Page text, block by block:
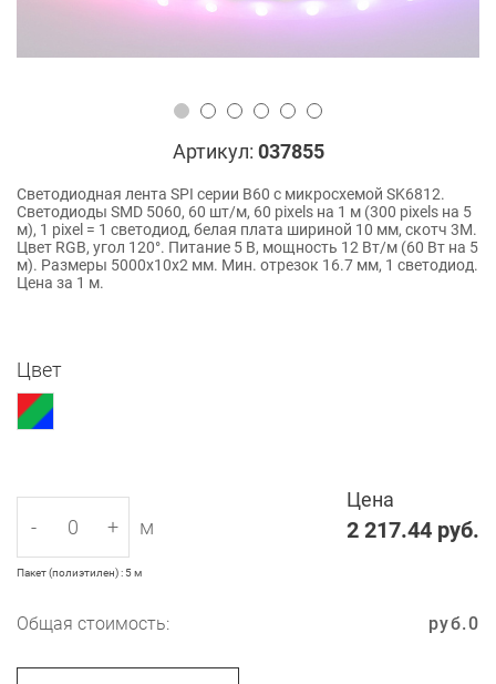
Артикул: 037855
Светодиодная лента SPI серии B60 с микросхемой SK6812.
Светодиоды SMD 5060, 60 шт/м, 60 pixels на 1 м (300 pixels на 5
м), 1 pixel = 1 светодиод, белая плата шириной 10 мм, скотч 3М.
Цвет RGB, угол 120°. Питание 5 В, мощность 12 Вт/м (60 Вт на 5
м). Размеры 5000x10x2 мм. Мин. отрезок 16.7 мм, 1 светодиод.
Цена за 1 м.
Цвет
Цена
2 217.44 руб.
- + м
Пакет (полиэтилен) : 5 м
Общая стоимость: 0
руб.